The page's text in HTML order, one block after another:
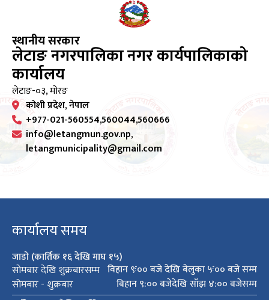
स्थानीय सरकार
लेटाङ नगरपालिका नगर कार्यपालिकाको
कार्यालय
लेटाङ-०३, मोरङ
कोशी प्रदेश, नेपाल
+977-021-560554,560044,560666
info@letangmun.gov.np,
letangmunicipality@gmail.com
कार्यालय समय
जाडो (कार्तिक १६ देखि माघ १५)
सोमबार देखि शुक्रबारसम्म विहान ९ः०० बजे देखि बेलुका ५ः०० बजे सम्म
सोमबार - शुक्रबार
बिहान ९:०० बजेदेखि साँझ ४:०० बजेसम्म